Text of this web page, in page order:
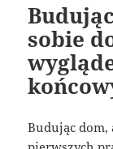
sobie
Budując dom,